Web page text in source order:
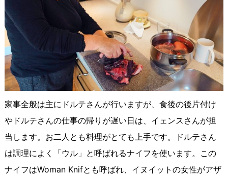
家事全般は主にドルテさんが行いますが、食後の後片付け
やドルテさんの仕事の帰りが遅い日は、イェンスさんが担
当します。お二人とも料理がとても上手です。ドルテさん
は調理によく「ウル」と呼ばれるナイフを使います。この
ナイフはWoman Knifとも呼ばれ、イヌイットの女性がアザ